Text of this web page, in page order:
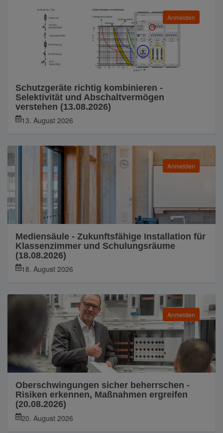
Anmelden
Schutzgeräte richtig kombinieren -
Selektivität und Abschaltvermögen
verstehen (13.08.2026)
13. August 2026
Anmelden
Mediensäule - Zukunftsfähige Installation für
Klassenzimmer und Schulungsräume
(18.08.2026)
18. August 2026
Anmelden
Oberschwingungen sicher beherrschen -
Risiken erkennen, Maßnahmen ergreifen
(20.08.2026)
20. August 2026